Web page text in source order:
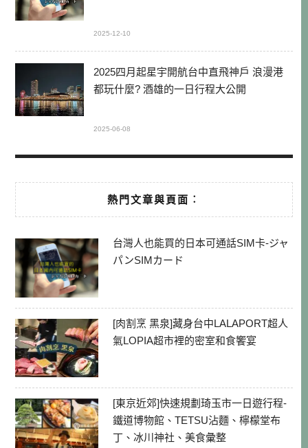
2025-12-10
2025四月起星宇開航台中直飛神戶 浪漫港
都玩什麼? 酒雄的一日行程大公開
2025-06-08
熱門文章與頁面︰
台灣人也能買的日本可通話SIM卡-ジャ
パンSIMカード
[肉割烹 黑泉]藏身台中LALAPORT超人
氣LOPIA超市裡的密室和食饗宴
[東京近郊]快速規劃琦玉市一日遊行程-
鐵道博物館、TETSU沾麵、檸檬堂布
丁、冰川神社、美食彙整